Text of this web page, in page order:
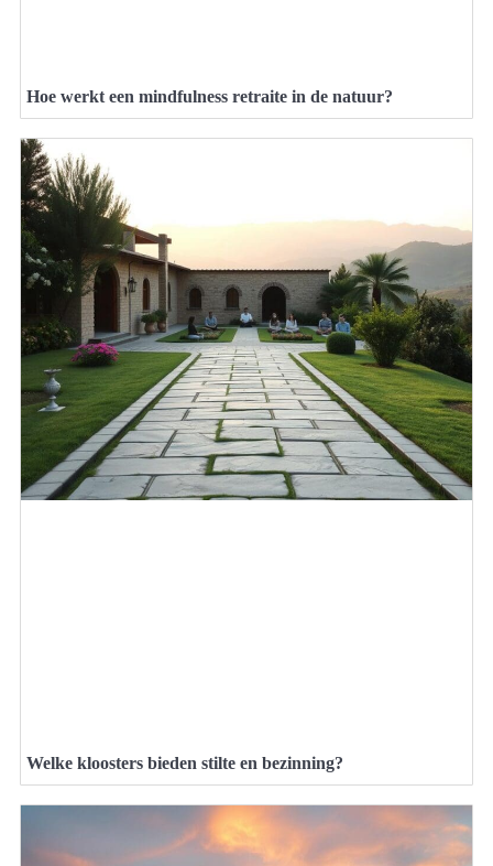
Hoe werkt een mindfulness retraite in de natuur?
Welke kloosters bieden stilte en bezinning?